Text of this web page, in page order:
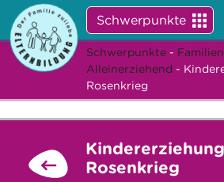
Schwerpunkte
Angebote
Veranstaltungen
Service
Schwerpunkte -
Alleinerziehend -
Rosenkrieg
Rosenkrieg